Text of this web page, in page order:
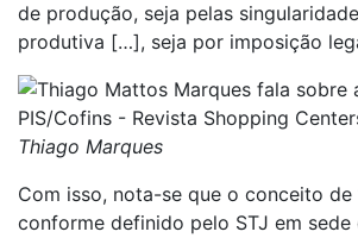
de produção, seja pelas
produtiva […], seja por imposição
Thiago Marques
Com isso, nota-se que o conceito de
conforme definido pelo STJ em sede